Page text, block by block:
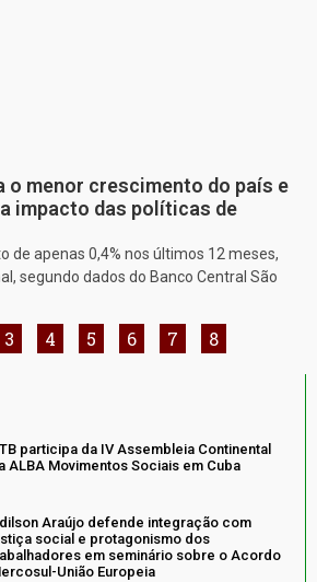
o menor crescimento do país e
impacto das políticas de
de apenas 0,4% nos últimos 12 meses,
segundo dados do Banco Central São
3 4 5 6 7 8
participa da IV Assembleia Continental
ALBA Movimentos Sociais em Cuba
Araújo defende integração com
social e protagonismo dos
em seminário sobre o Acordo
União Europeia